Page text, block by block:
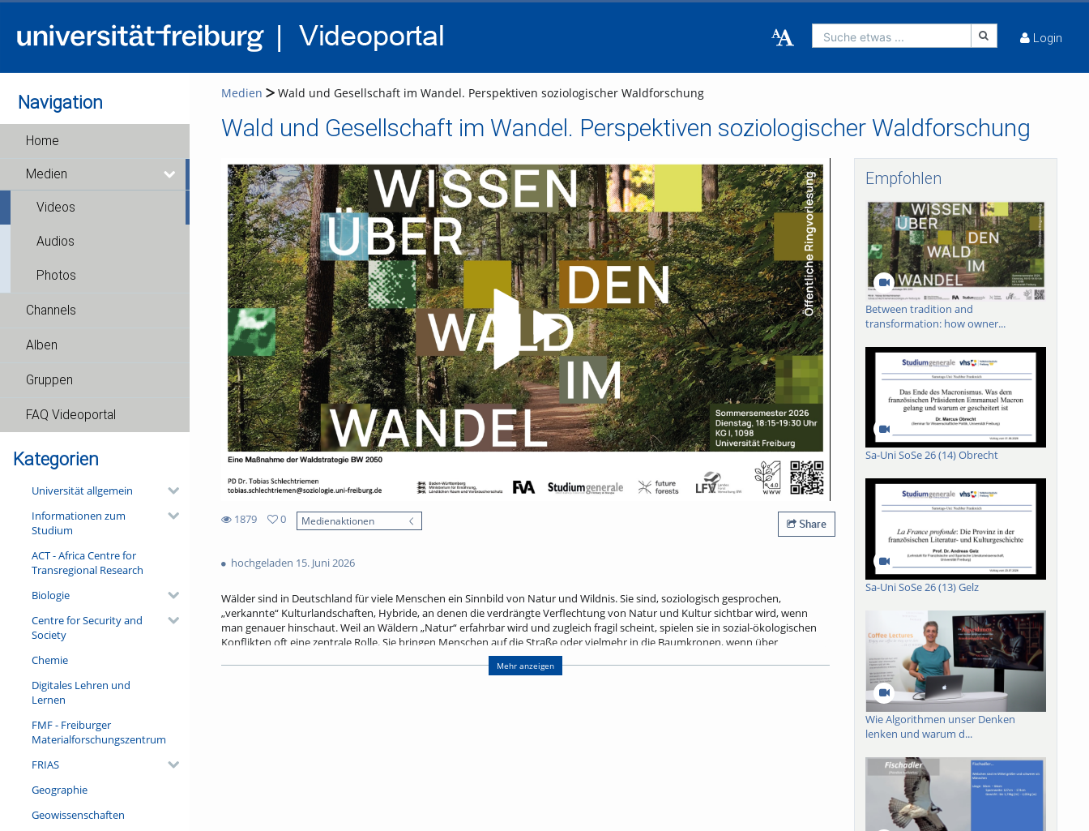
Suche etwas ... Login
Navigation
Home
Medien
Videos
Audios
Photos
Channels
Alben
Gruppen
FAQ Videoportal
Kategorien
Universität allgemein
Informationen zum
Studium
ACT - Africa Centre for
Transregional Research
Biologie
Centre for Security and
Society
Chemie
Digitales Lehren und
Lernen
FMF - Freiburger
Materialforschungszentrum
FRIAS
Geographie
Geowissenschaften
Medien Wald und Gesellschaft im Wandel. Perspektiven soziologischer Waldforschung
Wald und Gesellschaft im Wandel. Perspektiven soziologischer Waldforschung
Video abspielen
1879
views
0
Medienaktionen Share
hochgeladen 15. Juni 2026
Wälder sind in Deutschland für viele Menschen ein Sinnbild von Natur und Wildnis. Sie sind, soziologisch gesprochen,
„verkannte“ Kulturlandschaften, Hybride, an denen die verdrängte Verflechtung von Natur und Kultur sichtbar wird, wenn
man genauer hinschaut. Weil an Wäldern „Natur“ erfahrbar wird und zugleich fragil scheint, spielen sie in sozial-ökologischen
Konflikten oft eine zentrale Rolle. Sie bringen Menschen auf die Straße oder vielmehr in die Baumkronen, wenn über
grundlegende gesellschaftliche Transformationsfragen wie Mobilitätswende, Energiewende oder große Bauprojekte gestritten
wird. Der Vortrag gibt Einblick in Projekte der soziologischen Waldforschung an der Forstlichen Versuchs- und
Mehr anzeigen
Empfohlen
Between tradition and
transformation: how owner...
Sa-Uni SoSe 26 (14) Obrecht
Sa-Uni SoSe 26 (13) Gelz
Wie Algorithmen unser Denken
lenken und warum d...